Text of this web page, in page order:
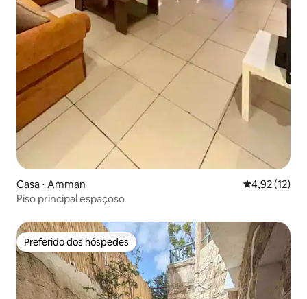
Casa ⋅ Amman 4,92 de uma
4,92 (12)
Piso principal espaçoso
Preferido dos hóspedes
Preferido dos hóspedes